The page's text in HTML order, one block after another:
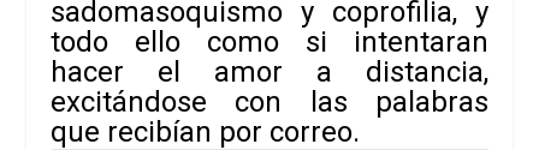
sadomasoquismo y coprofilia, y
todo ello como si intentaran
hacer el amor a distancia,
excitándose con las palabras
que recibían por correo.